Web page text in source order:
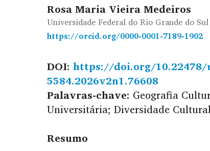
Rosa Maria Vieira Medeiros
Universidade Federal do Rio Grande do Sul
https://orcid.org/0000-0001-7189-1902
DOI: https://doi.org/10.22478/
5584.2026v2n1.76608
Palavras-chave: Geografia
Universitária; Diversidade
Resumo